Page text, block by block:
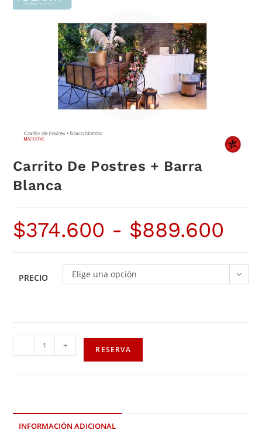
Carrito De Postres + Barra
Blanca
$374.600 - $889.600
PRECIO Elige una opción
- + RESERVA
INFORMACIÓN ADICIONAL